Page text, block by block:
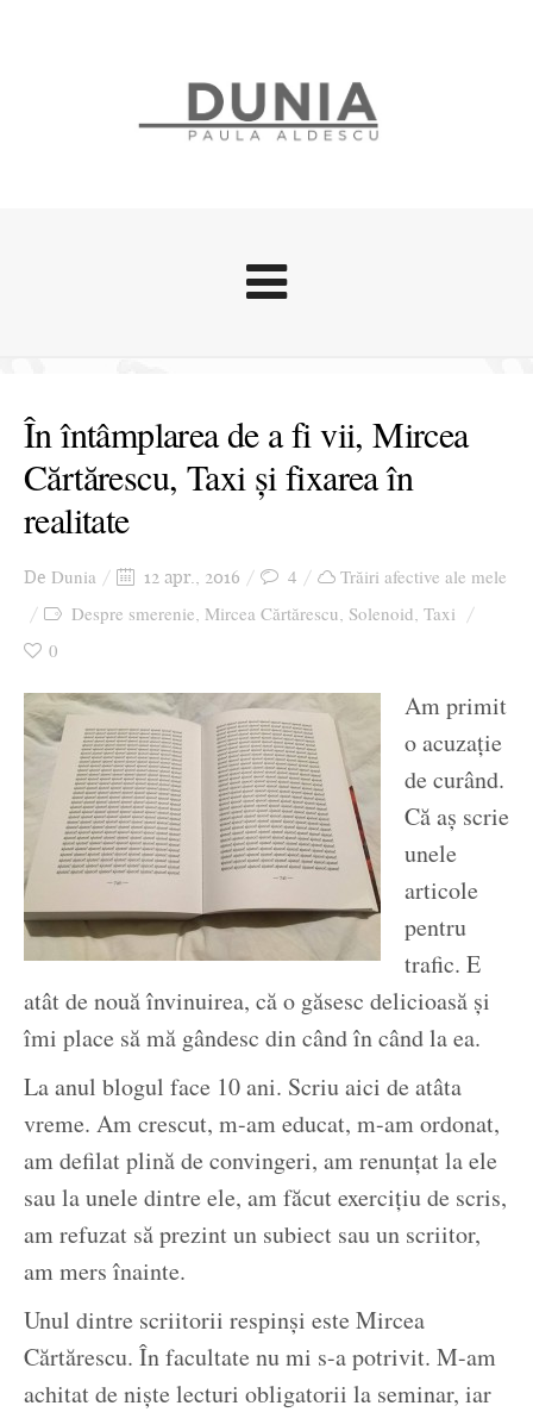
Stari afective
Zice Dunia
Călătorii
Ziua culorii
În întâmplarea de a fi vii, Mircea
Cărtărescu, Taxi și fixarea în
realitate
De Dunia 12 apr., 2016 4
Trăiri afective ale mele
Despre smerenie, Mircea Cărtărescu, Solenoid, Taxi
0
Am primit
o acuzație
de curând.
Că aș scrie
unele
articole
pentru
trafic. E
atât de nouă învinuirea, că o găsesc delicioasă și
îmi place să mă gândesc din când în când la ea.
La anul blogul face 10 ani. Scriu aici de atâta
vreme. Am crescut, m-am educat, m-am ordonat,
am defilat plină de convingeri, am renunțat la ele
sau la unele dintre ele, am făcut exercițiu de scris,
am refuzat să prezint un subiect sau un scriitor,
am mers înainte.
Unul dintre scriitorii respinși este Mircea
Cărtărescu. În facultate nu mi s-a potrivit. M-am
achitat de niște lecturi obligatorii la seminar, iar